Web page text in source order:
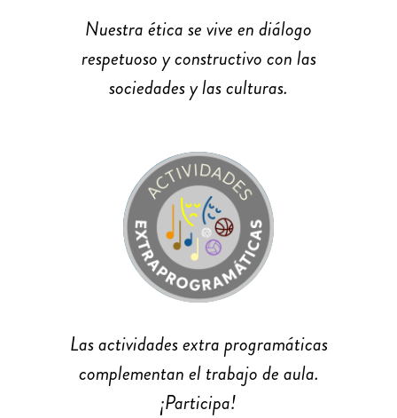
Nuestra ética se vive en diálogo
respetuoso y constructivo con las
sociedades y las culturas.
Las actividades extra programáticas
complementan el trabajo de aula.
¡Participa!